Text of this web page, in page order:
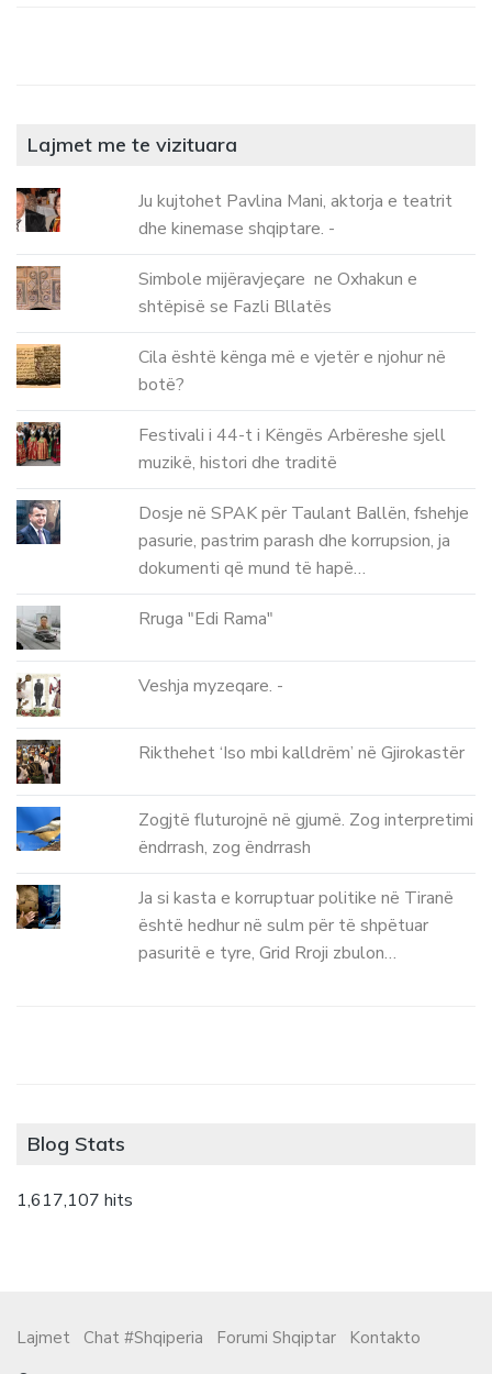
Lajmet me te vizituara
Ju kujtohet Pavlina Mani, aktorja e teatrit
dhe kinemase shqiptare. -
Simbole mijëravjeçare ne Oxhakun e
shtëpisë se Fazli Bllatës
Cila është kënga më e vjetër e njohur në
botë?
Festivali i 44-t i Këngës Arbëreshe sjell
muzikë, histori dhe traditë
Dosje në SPAK për Taulant Ballën, fshehje
pasurie, pastrim parash dhe korrupsion, ja
dokumenti që mund të hapë…
Rruga "Edi Rama"
Veshja myzeqare. -
Rikthehet ‘Iso mbi kalldrëm’ në Gjirokastër
Zogjtë fluturojnë në gjumë. Zog interpretimi
ëndrrash, zog ëndrrash
Ja si kasta e korruptuar politike në Tiranë
është hedhur në sulm për të shpëtuar
pasuritë e tyre, Grid Rroji zbulon…
Blog Stats
1,617,107 hits
Lajmet Chat #Shqiperia Forumi Shqiptar
Kontakto